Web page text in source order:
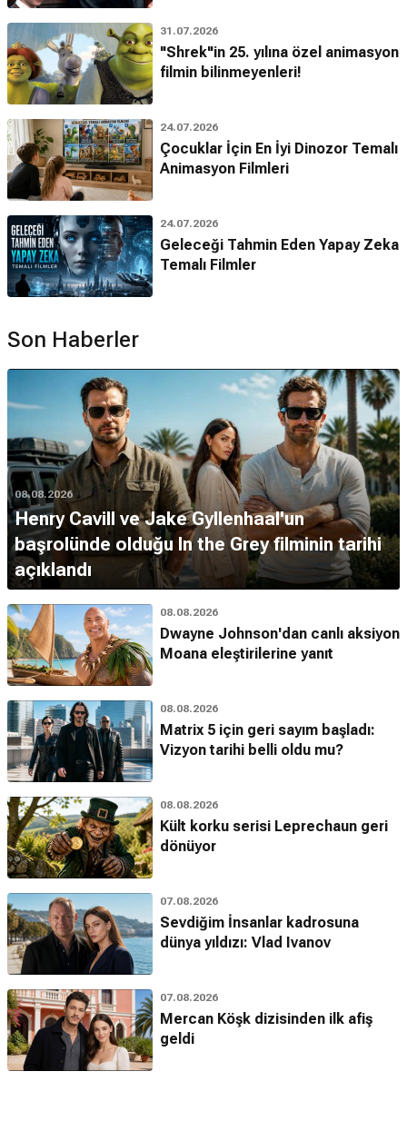
31.07.2026
"Shrek"in 25. yılına özel animasyon
filmin bilinmeyenleri!
24.07.2026
Çocuklar İçin En İyi Dinozor Temalı
Animasyon Filmleri
24.07.2026
Geleceği Tahmin Eden Yapay Zeka
Temalı Filmler
Son Haberler
08.08.2026
Henry Cavill ve Jake Gyllenhaal'un
başrolünde olduğu In the Grey filminin tarihi
açıklandı
08.08.2026
Dwayne Johnson'dan canlı aksiyon
Moana eleştirilerine yanıt
08.08.2026
Matrix 5 için geri sayım başladı:
Vizyon tarihi belli oldu mu?
08.08.2026
Kült korku serisi Leprechaun geri
dönüyor
07.08.2026
Sevdiğim İnsanlar kadrosuna
dünya yıldızı: Vlad Ivanov
07.08.2026
Mercan Köşk dizisinden ilk afiş
geldi